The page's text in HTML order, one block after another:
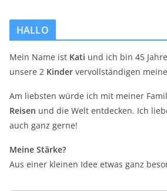
HALLO
Mein Name ist Kati und ich bin 45
unsere 2 Kinder vervollständigen
Am liebsten würde ich mit meiner
Reisen und die Welt entdecken. Ich
auch ganz gerne!
Meine Stärke?
Aus einer kleinen Idee etwas ganz